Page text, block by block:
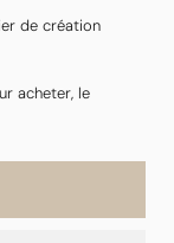
de création
acheter, le